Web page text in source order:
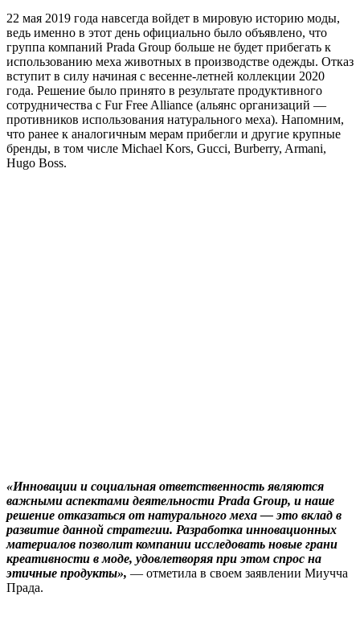
22 мая 2019 года навсегда войдет в мировую историю моды,
ведь именно в этот день официально было объявлено, что
группа компаний Prada Group больше не будет прибегать к
использованию меха животных в производстве одежды. Отказ
вступит в силу начиная с весенне-летней коллекции 2020
года. Решение было принято в результате продуктивного
сотрудничества с Fur Free Alliance (альянс организаций —
противников использования натурального меха). Напомним,
что ранее к аналогичным мерам прибегли и другие крупные
бренды, в том числе Michael Kors, Gucci, Burberry, Armani,
Hugo Boss.
«Инновации и социальная ответственность являются
важными аспектами деятельности Prada Group, и наше
решение отказаться от натурального меха — это вклад в
развитие данной стратегии. Разработка инновационных
материалов позволит компании исследовать новые грани
креативности в моде, удовлетворяя при этом спрос на
этичные продукты», — отметила в своем заявлении Миучча
Прада.